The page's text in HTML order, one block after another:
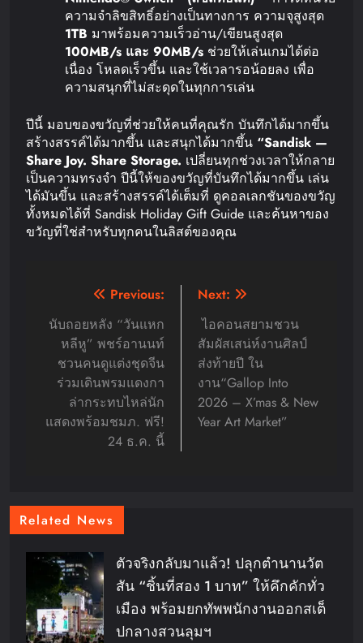
ความจำลิขสิทธิ์อย่างเป็นทางการ ความจุสูงสุด
1TB มาพร้อมความเร็วอ่าน/เขียนสูงสุด
100MB/s และ 90MB/s ช่วยให้เล่นเกมได้ต่อ
เนื่อง โหลดเร็วขึ้น และใช้เวลารอน้อยลง เพื่อ
ความสนุกที่ไม่สะดุดในทุกการเล่น
ปีนี้ มอบของขวัญที่ช่วยให้คนที่คุณรัก บันทึกได้มากขึ้น
สร้างสรรค์ได้มากขึ้น และสนุกได้มากขึ้น “Sandisk —
Share Joy. Share Storage. เปลี่ยนทุกช่วงเวลาให้กลาย
เป็นความทรงจำ ปีนี้ให้ของขวัญที่บันทึกได้มากขึ้น เล่น
ได้มันขึ้น และสร้างสรรค์ได้เต็มที่ ดูคอลเลกชันของขวัญ
ทั้งหมดได้ที่ Sandisk Holiday Gift Guide และค้นหาของ
ขวัญที่ใช่สำหรับทุกคนในลิสต์ของคุณ
navigation
Previous:
นับถอยหลัง “วันแหก
หลีหู” พชร์อานนท์
ชวนคนดูแต่งชุดจีน
ร่วมเดินพรมแดงกา
ล่ากระทบไหล่นัก
แสดงพร้อมชมภ. ฟรี!
24 ธ.ค. นี้
Next:
ไอคอนสยามชวน
สัมผัสเสน่ห์งานศิลป์
ส่งท้ายปี ใน
งาน“Gallop Into
2026 – X’mas & New
Year Art Market”
Related News
ตัวจริงกลับมาแล้ว! ปลุกตำนานวัต
สัน “ชิ้นที่สอง 1 บาท” ให้คึกคักทั่ว
เมือง พร้อมยกทัพพนักงานออกสเต็
ปกลางสวนลุมฯ